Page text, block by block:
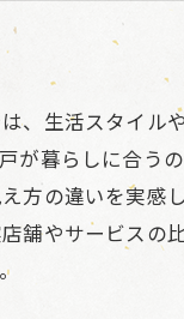
、生活スタイル
が暮らしに合う
方の違いを実感
舗やサービスの